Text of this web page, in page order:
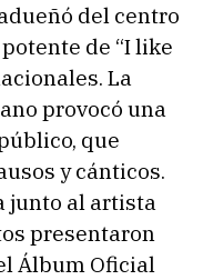
del centro
de “I like
La
provocó una
que
y cánticos.
junto al artista
presentaron
Álbum Oficial